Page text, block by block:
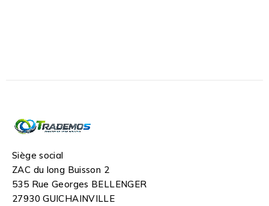
Siège social
ZAC du long Buisson 2
535 Rue Georges BELLENGER
27930 GUICHAINVILLE